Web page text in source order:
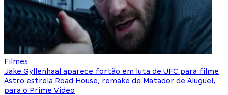
Filmes
Jake Gyllenhaal aparece fortão em luta de UFC para filme
Astro estrela Road House, remake de Matador de Aluguel,
para o Prime Video